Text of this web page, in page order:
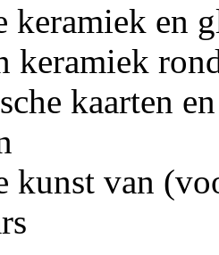
keramiek en
keramiek
kaarten
kunst van